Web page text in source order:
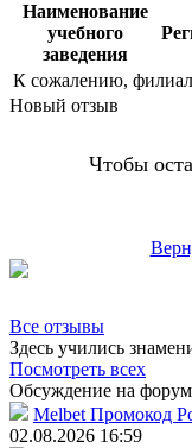
Наименование
учебного
заведения
К сожалению,
Новый отзыв
Чтобы
Все отзывы
Здесь учились
Посмотреть всех
Обсуждение на
Melbet Промокод
02.08.2026 16:59